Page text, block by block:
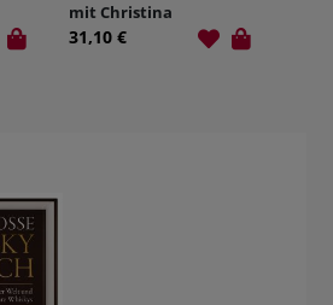
mit Christina
31,10 €